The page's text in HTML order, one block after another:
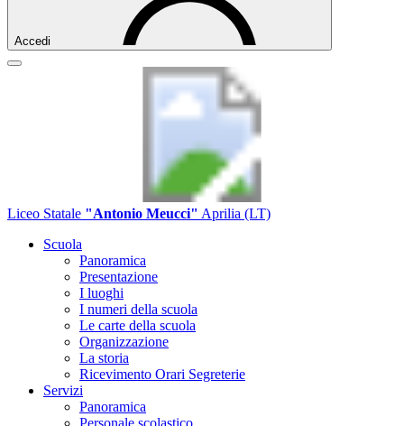
Accedi
Liceo Statale "Antonio Meucci" Aprilia (LT)
Scuola
Panoramica
Presentazione
I luoghi
I numeri della scuola
Le carte della scuola
Organizzazione
La storia
Ricevimento Orari Segreterie
Servizi
Panoramica
Personale scolastico